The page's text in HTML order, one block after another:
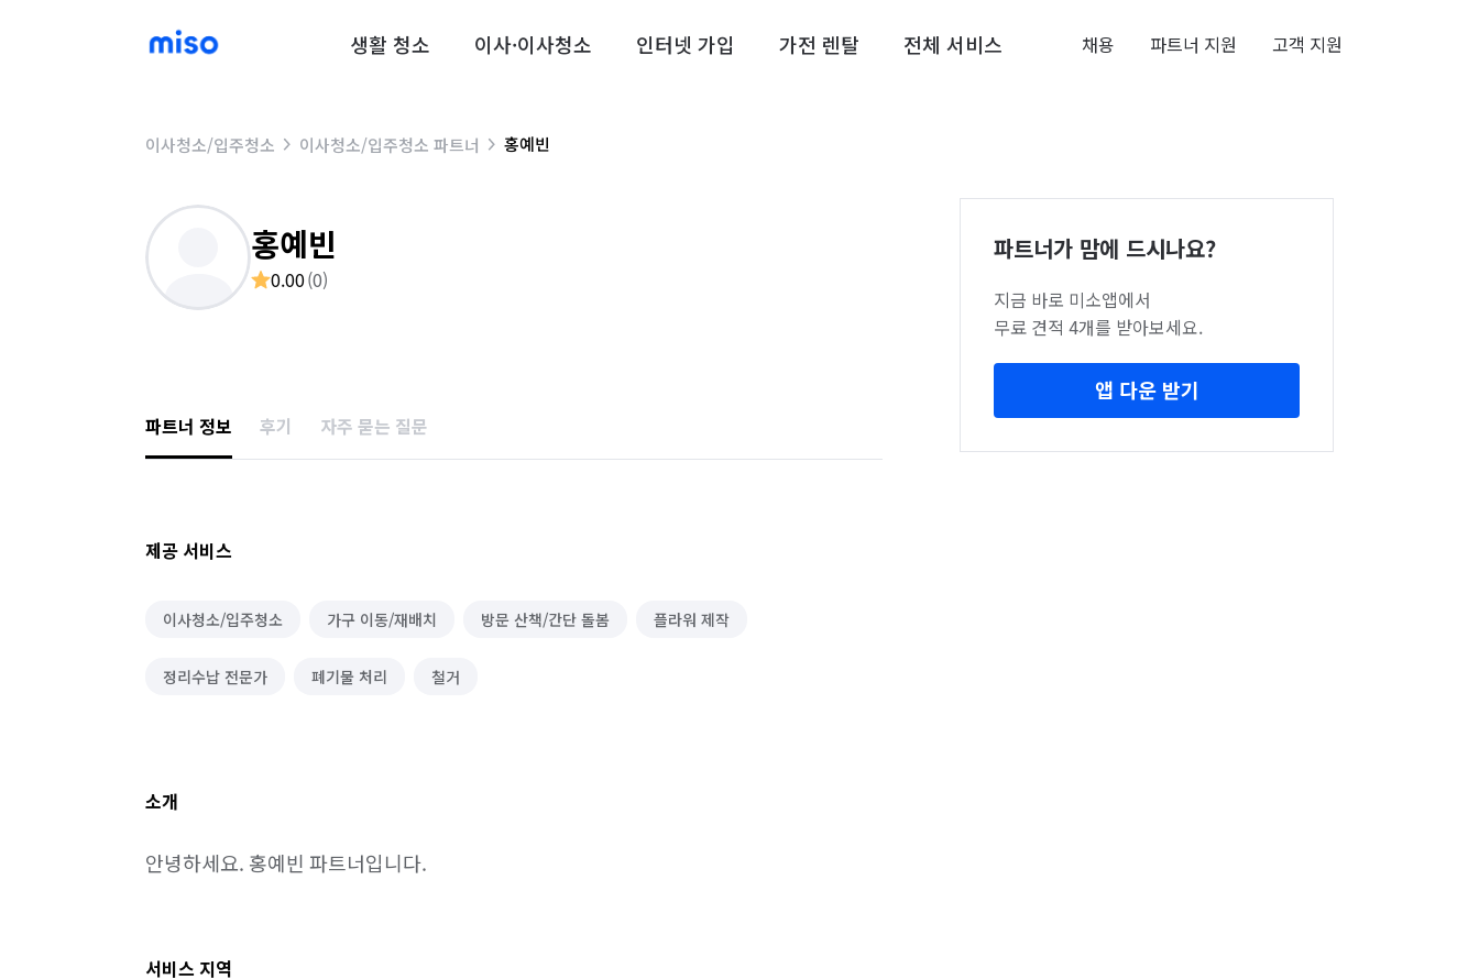
생활 청소 이사·이사청소 인터넷 가입 가전 렌탈 전체 서비스 채용 파트너 지원 고객 지원
이사청소/입주청소 이사청소/입주청소 파트너 홍예빈
홍예빈
0.00(0)
파트너 정보 후기 자주 묻는 질문
제공 서비스
이사청소/입주청소 가구 이동/재배치 방문 산책/간단 돌봄 플라워 제작
정리수납 전문가 폐기물 처리 철거
소개
안녕하세요. 홍예빈 파트너입니다.
서비스 지역
파트너가 맘에 드시나요?
지금 바로 미소앱에서
무료 견적 4개를 받아보세요.
앱 다운 받기